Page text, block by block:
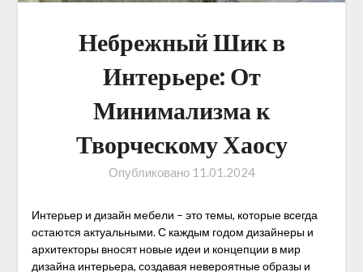
Небрежный Шик в
Интерьере: От
Минимализма к
Творческому Хаосу
Опубликовано 11.01.2024
Интерьер и дизайн мебели – это темы, которые всегда
остаются актуальными. С каждым годом дизайнеры и
архитекторы вносят новые идеи и концепции в мир
дизайна интерьера, создавая невероятные образы и